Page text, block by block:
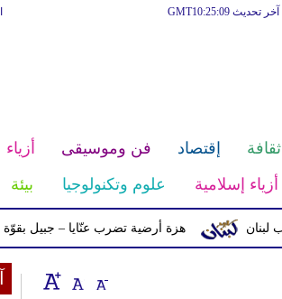
آخر تحديث GMT10:25:09
ثقافة إقتصاد فن وموسيقى أزياء
أزياء إسلامية علوم وتكنولوجيا بيئة
هزة أرضية تضرب عنّايا – جبيل بقوّة 2.8 درجات على مقياس ريختر